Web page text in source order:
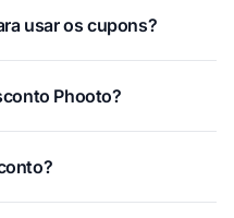
usar os cupons?
Phooto?